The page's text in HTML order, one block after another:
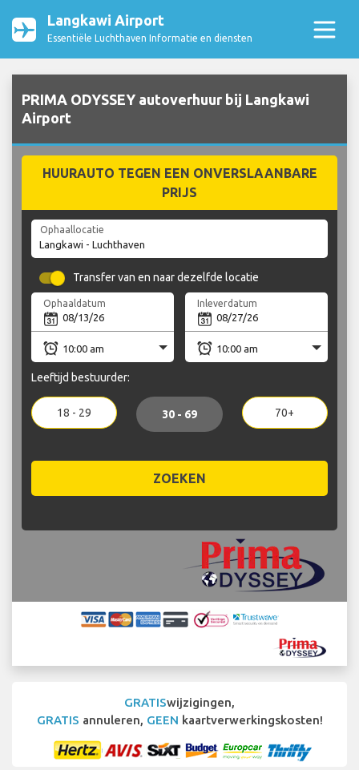
Langkawi Airport
Essentiële Luchthaven Informatie en diensten
PRIMA ODYSSEY autoverhuur bij Langkawi
Airport
HUURAUTO TEGEN EEN ONVERSLAANBARE
PRIJS
Ophaallocatie
Transfer van en naar dezelfde locatie
Ophaaldatum Inleverdatum
Leeftijd bestuurder:
18 - 29 30 - 69 70+
ZOEKEN
GRATISwijzigingen,
GRATIS annuleren, GEEN kaartverwerkingskosten!